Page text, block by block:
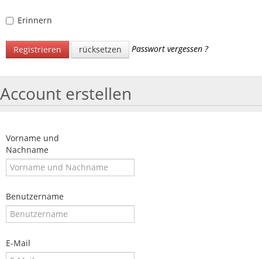
Erinnern
Registrieren rücksetzen Passwort vergessen ?
Account erstellen
Vorname und
Nachname
Benutzername
E-Mail